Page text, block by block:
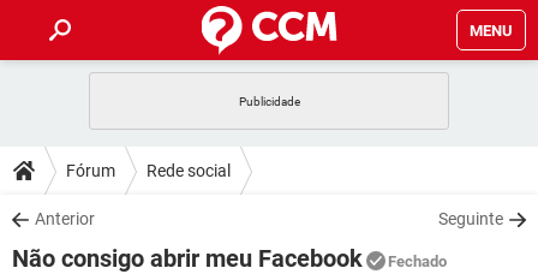
MENU
CELULAR
OUTLOOK
INSTAGRAM GMAIL
DICAS
JOGOS
DOWNLOADS
JOGOS WHATSAPP
Fórum Rede social
Anterior Seguinte
Não consigo abrir meu Facebook Fechado